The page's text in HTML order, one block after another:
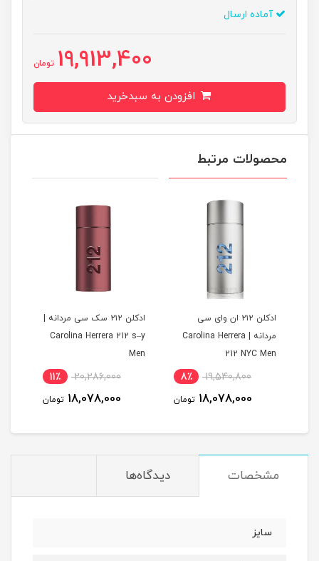
آماده ارسال
19,913,400 تومان
محصولات مرتبط
ادکلن ۲۱۲ ان وای سی
مردانه | Carolina Herrera
212 NYC Men
19,540,800 8٪
18,078,000 تومان
ادکلن ۲۱۲ سک سی مردانه |
Carolina Herrera 212 s–y
Men
20,286,000 11٪
18,078,000 تومان
مشخصات دیدگاه‌ها
سایز